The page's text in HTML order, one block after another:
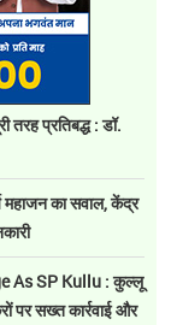
तरह प्रतिबद्ध : डॉ.
महाजन का सवाल, केंद्र
As SP Kullu : कुल्लू
पर सख्त कार्रवाई और